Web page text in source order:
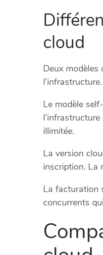
cloud
Deux modèles
Le modèle
illimitée.
La version
inscription. La
La facturation
concurrents